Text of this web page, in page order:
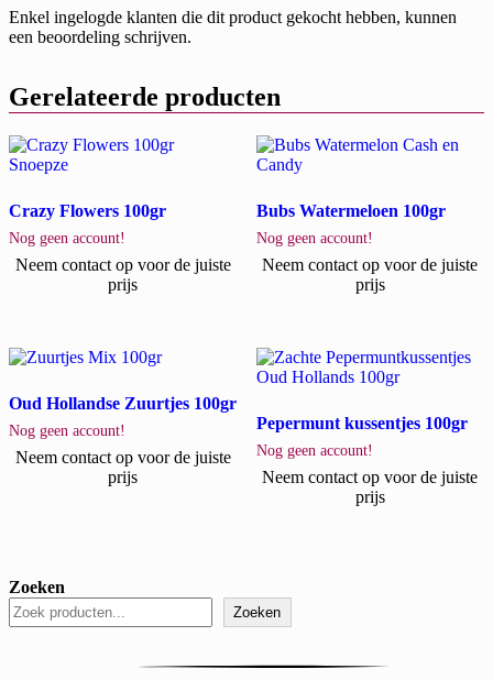
Enkel ingelogde klanten die dit product gekocht hebben, kunnen
een beoordeling schrijven.
Gerelateerde producten
Crazy Flowers 100gr
Nog geen account!
Neem contact op voor de juiste
prijs
Bubs Watermeloen 100gr
Nog geen account!
Neem contact op voor de juiste
prijs
Oud Hollandse Zuurtjes 100gr
Nog geen account!
Neem contact op voor de juiste
prijs
Pepermunt kussentjes 100gr
Nog geen account!
Neem contact op voor de juiste
prijs
Zoeken
Zoeken